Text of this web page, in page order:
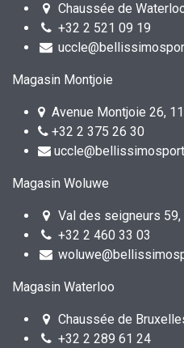
Chaussée de
+32 2 521 09 19
Magasin Montjoie
Avenue Montjoie 26,
+32 2 375 26 30
Magasin Woluwe
Val des seigneurs
+32 2 460 33 03
Magasin Waterloo
Chaussée de
+32 2 289 61 24